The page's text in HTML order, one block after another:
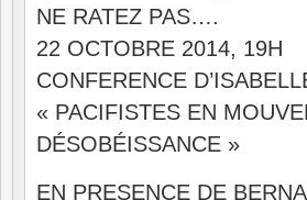
NE RATEZ PAS….
22 OCTOBRE 2014, 19H
CONFERENCE
« PACIFISTES EN
DÉSOBÉISSANCE »
EN PRESENCE DE